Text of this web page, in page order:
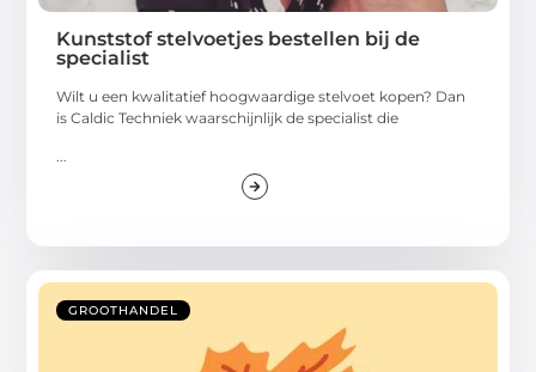
Kunststof stelvoetjes bestellen bij de
specialist
Wilt u een kwalitatief hoogwaardige stelvoet kopen? Dan
is Caldic Techniek waarschijnlijk de specialist die
...
GROOTHANDEL